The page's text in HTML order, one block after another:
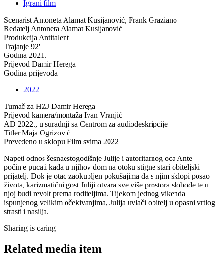
Igrani film
Scenarist Antoneta Alamat Kusijanović, Frank Graziano
Redatelj Antoneta Alamat Kusijanović
Produkcija Antitalent
Trajanje 92'
Godina 2021.
Prijevod Damir Herega
Godina prijevoda
2022
Tumač za HZJ Damir Herega
Prijevod kamera/montaža Ivan Vranjić
AD 2022., u suradnji sa Centrom za audiodeskripcije
TitlerMaja Ogrizović
Prevedeno u sklopu Film svima 2022
Napeti odnos šesnaestogodišnje Julije i autoritarnog oca Ante
počinje pucati kada u njihov dom na otoku stigne stari obiteljski
prijatelj. Dok je otac zaokupljen pokušajima da s njim sklopi posao
života, karizmatični gost Juliji otvara sve više prostora slobode te u
njoj budi revolt prema roditeljima. Tijekom jednog vikenda
ispunjenog velikim očekivanjima, Julija uvlači obitelj u opasni vrtlog
strasti i nasilja.
Sharing is caring
Related media item